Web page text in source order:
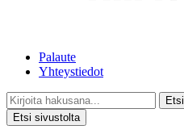
Palaute
Yhteystiedot
Etsi
Etsi sivustolta